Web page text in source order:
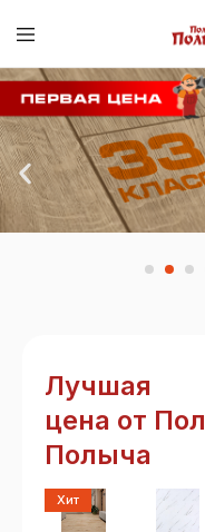
Лучшая
цена от Пол
Полыча
Хит